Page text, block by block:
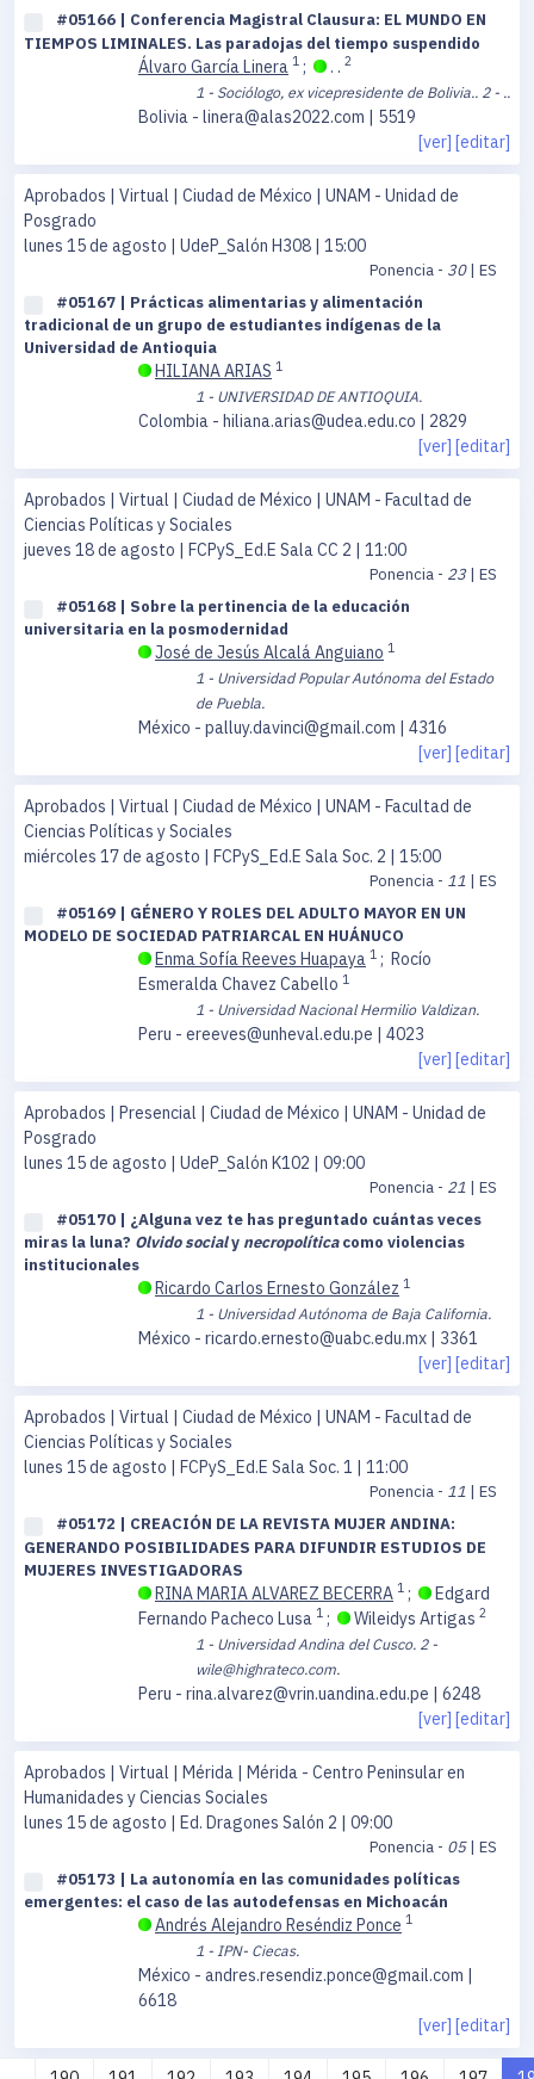
#05166 | Conferencia Magistral Clausura: EL MUNDO EN
TIEMPOS LIMINALES. Las paradojas del tiempo suspendido
Álvaro García Linera 1 ; . . 2
1 - Sociólogo, ex vicepresidente de Bolivia.. 2 - ..
Bolivia - linera@alas2022.com | 5519
[ver] [editar]
Aprobados | Virtual | Ciudad de México | UNAM - Unidad de
Posgrado
lunes 15 de agosto | UdeP_Salón H308 | 15:00
Ponencia - 30| ES
#05167 | Prácticas alimentarias y alimentación
tradicional de un grupo de estudiantes indígenas de la
Universidad de Antioquia
HILIANA ARIAS 1
1 - UNIVERSIDAD DE ANTIOQUIA.
Colombia - hiliana.arias@udea.edu.co | 2829
[ver] [editar]
Aprobados | Virtual | Ciudad de México | UNAM - Facultad de
Ciencias Políticas y Sociales
jueves 18 de agosto | FCPyS_Ed.E Sala CC 2 | 11:00
Ponencia - 23| ES
#05168 | Sobre la pertinencia de la educación
universitaria en la posmodernidad
José de Jesús Alcalá Anguiano 1
1 - Universidad Popular Autónoma del Estado
de Puebla.
México - palluy.davinci@gmail.com | 4316
[ver] [editar]
Aprobados | Virtual | Ciudad de México | UNAM - Facultad de
Ciencias Políticas y Sociales
miércoles 17 de agosto | FCPyS_Ed.E Sala Soc. 2 | 15:00
Ponencia - 11 | ES
#05169 | GÉNERO Y ROLES DEL ADULTO MAYOR EN UN
MODELO DE SOCIEDAD PATRIARCAL EN HUÁNUCO
Enma Sofía Reeves Huapaya 1 ; Rocío
Esmeralda Chavez Cabello 1
1 - Universidad Nacional Hermilio Valdizan.
Peru - ereeves@unheval.edu.pe | 4023
[ver] [editar]
Aprobados | Presencial | Ciudad de México | UNAM - Unidad de
Posgrado
lunes 15 de agosto | UdeP_Salón K102 | 09:00
Ponencia - 21 | ES
#05170 | ¿Alguna vez te has preguntado cuántas veces
miras la luna? Olvido socialy necropolíticacomo violencias
institucionales
Ricardo Carlos Ernesto González 1
1 - Universidad Autónoma de Baja California.
México - ricardo.ernesto@uabc.edu.mx | 3361
[ver] [editar]
Aprobados | Virtual | Ciudad de México | UNAM - Facultad de
Ciencias Políticas y Sociales
lunes 15 de agosto | FCPyS_Ed.E Sala Soc. 1 | 11:00
Ponencia - 11 | ES
#05172 | CREACIÓN DE LA REVISTA MUJER ANDINA:
GENERANDO POSIBILIDADES PARA DIFUNDIR ESTUDIOS DE
MUJERES INVESTIGADORAS
RINA MARIA ALVAREZ BECERRA 1 ;
Edgard
Fernando Pacheco Lusa 1 ; Wileidys Artigas 2
1 - Universidad Andina del Cusco. 2 -
wile@highrateco.com.
Peru - rina.alvarez@vrin.uandina.edu.pe | 6248
[ver] [editar]
Aprobados | Virtual | Mérida | Mérida - Centro Peninsular en
Humanidades y Ciencias Sociales
lunes 15 de agosto | Ed. Dragones Salón 2 | 09:00
Ponencia - 05| ES
#05173 | La autonomía en las comunidades políticas
emergentes: el caso de las autodefensas en Michoacán
Andrés Alejandro Reséndiz Ponce 1
1 - IPN- Ciecas.
México - andres.resendiz.ponce@gmail.com |
6618
[ver] [editar]